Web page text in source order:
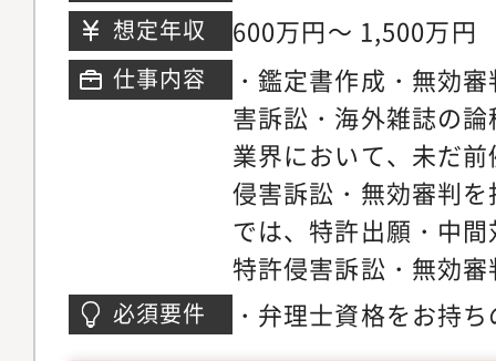
下IMPビル
想定年収 600万円～ 1,500万円
仕事内容
・鑑定書作成・無効
害訴訟・海外雑誌の
業界において、未だ
侵害訴訟・無効審判
では、特許出願・中
特許侵害訴訟・無効
いただきます。【事
必須要件
・弁理士資格をお持